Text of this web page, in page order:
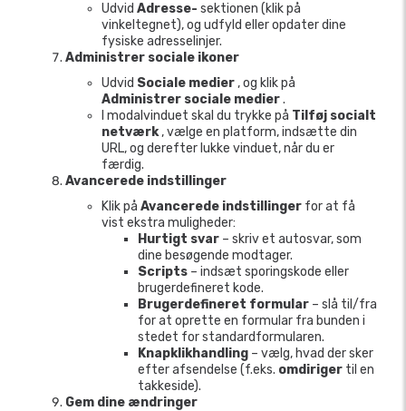
Udvid Adresse- sektionen (klik på
vinkeltegnet), og udfyld eller opdater dine
fysiske adresselinjer.
Administrer sociale ikoner
Udvid Sociale medier , og klik på
Administrer sociale medier.
I modalvinduet skal du trykke på Tilføj socialt
netværk, vælge en platform, indsætte din
URL, og derefter lukke vinduet, når du er
færdig.
Avancerede indstillinger
Klik på Avancerede indstillinger for at få
vist ekstra muligheder:
Hurtigt svar – skriv et autosvar, som
dine besøgende modtager.
Scripts – indsæt sporingskode eller
brugerdefineret kode.
Brugerdefineret formular – slå til/fra
for at oprette en formular fra bunden i
stedet for standardformularen.
Knapklikhandling – vælg, hvad der sker
efter afsendelse (f.eks. omdiriger til en
takkeside).
Gem dine ændringer